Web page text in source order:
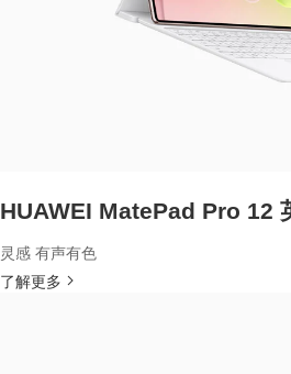
HUAWEI MatePad Pro 12
灵感 有声有色
了解更多